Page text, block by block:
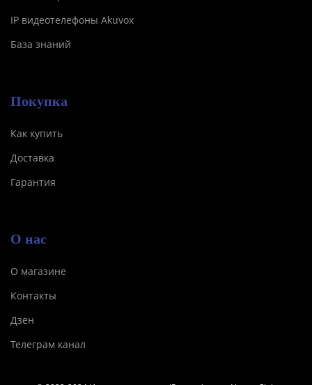
IP видеотелефоны Akuvox
База знаний
Покупка
Как купить
Доставка
Гарантия
О нас
О магазине
Контакты
Дзен
Телеграм канал